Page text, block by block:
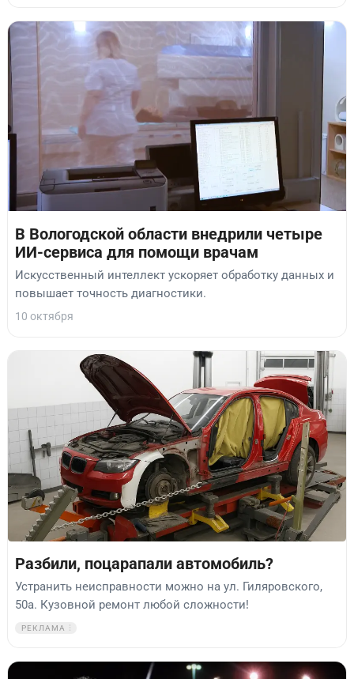
В Вологодской области внедрили четыре
ИИ-сервиса для помощи врачам
Искусственный интеллект ускоряет обработку данных и
повышает точность диагностики.
10 октября
Разбили, поцарапали автомобиль?
Устранить неисправности можно на ул. Гиляровского,
50а. Кузовной ремонт любой сложности!
РЕКЛАМА